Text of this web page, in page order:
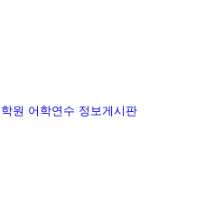
원 어학연수 정보게시판